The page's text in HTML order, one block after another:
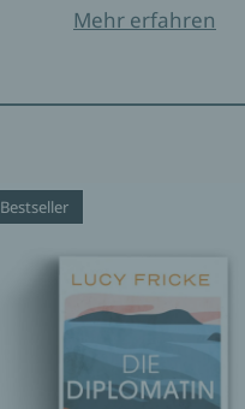
Mehr erfahren
Bestseller